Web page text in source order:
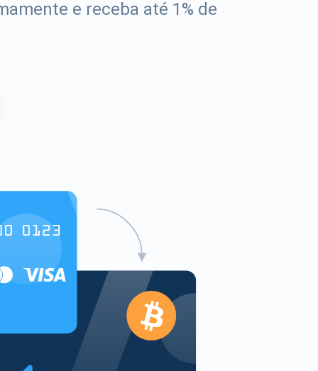
e receba até 1% de